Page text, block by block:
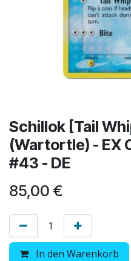
Schillok [Tail
(Wartortle) - EX
#43 - DE
85,00 €
In den Warenkorb